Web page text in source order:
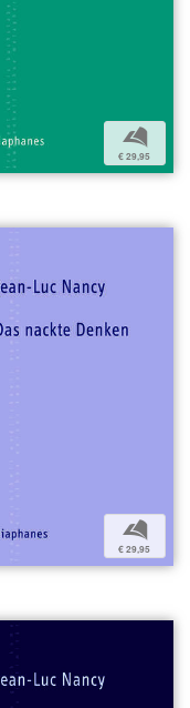
b
€ 29,95
b
€ 29,95